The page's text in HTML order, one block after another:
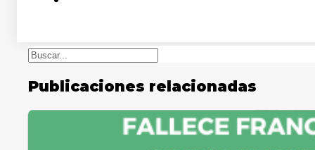
Buscar
Publicaciones relacionadas